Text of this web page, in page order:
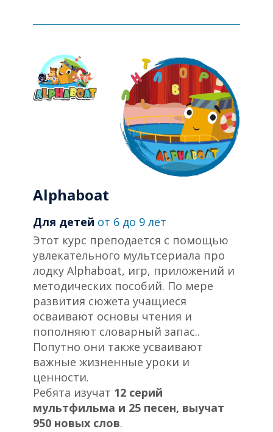
Alphaboat
Для детей от 6 до 9 лет
Этот курс преподается с помощью
увлекательного мультсериала про
лодку Alphaboat, игр, приложений и
методических пособий. По мере
развития сюжета учащиеся
осваивают основы чтения и
пополняют словарный запас..
Попутно они также усваивают
важные жизненные уроки и
ценности.
Ребята изучат 12 серий
мультфильма и 25 песен, выучат
950 новых слов.